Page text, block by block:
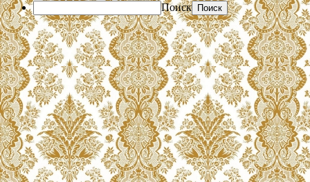
Поиск